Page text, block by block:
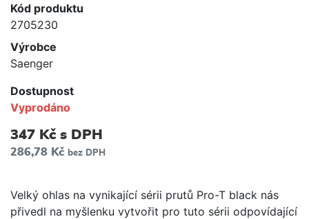
Kód produktu
2705230
Výrobce
Saenger
Dostupnost
Vyprodáno
347 Kč s DPH
286,78 Kč bez DPH
Velký ohlas na vynikající sérii prutů Pro-T black nás
přivedl na myšlenku vytvořit pro tuto sérii odpovídající